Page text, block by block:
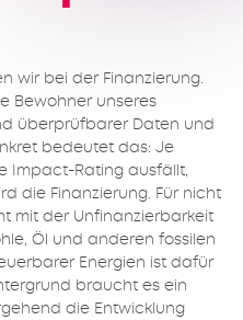
wir bei der Finanzierung.
Bewohner unseres
überprüfbarer Daten und
bedeutet das: Je
Impact-Rating ausfällt,
die Finanzierung. Für nicht
mit der Unfinanzierbarkeit
Öl und anderen fossilen
Energien ist dafür
braucht es ein
die Entwicklung